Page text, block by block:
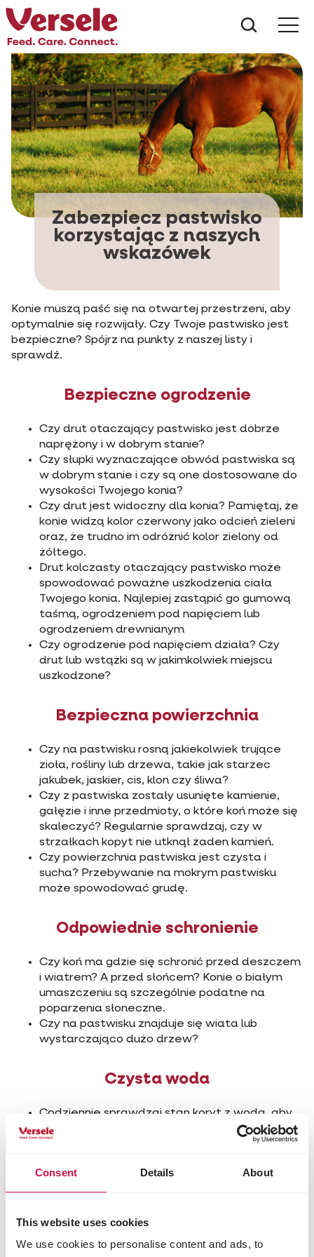
Consent Details About
This website uses cookies
We use cookies to personalise content and ads, to
Zabezpiecz pastwisko
korzystając z naszych
wskazówek
Konie muszą paść się na otwartej przestrzeni, aby
optymalnie się rozwijały. Czy Twoje pastwisko jest
bezpieczne? Spójrz na punkty z naszej listy i
sprawdź.
Bezpieczne ogrodzenie
Czy drut otaczający pastwisko jest dobrze
naprężony i w dobrym stanie?
Czy słupki wyznaczające obwód pastwiska są
w dobrym stanie i czy są one dostosowane do
wysokości Twojego konia?
Czy drut jest widoczny dla konia? Pamiętaj, że
konie widzą kolor czerwony jako odcień zieleni
oraz, że trudno im odróżnić kolor zielony od
żółtego.
Drut kolczasty otaczający pastwisko może
spowodować poważne uszkodzenia ciała
Twojego konia. Najlepiej zastąpić go gumową
taśmą, ogrodzeniem pod napięciem lub
ogrodzeniem drewnianym
Czy ogrodzenie pod napięciem działa? Czy
drut lub wstążki są w jakimkolwiek miejscu
uszkodzone?
Bezpieczna powierzchnia
Czy na pastwisku rosną jakiekolwiek trujące
zioła, rośliny lub drzewa, takie jak starzec
jakubek, jaskier, cis, klon czy śliwa?
Czy z pastwiska zostały usunięte kamienie,
gałęzie i inne przedmioty, o które koń może się
skaleczyć? Regularnie sprawdzaj, czy w
strzałkach kopyt nie utknął żaden kamień.
Czy powierzchnia pastwiska jest czysta i
sucha? Przebywanie na mokrym pastwisku
może spowodować grudę.
Odpowiednie schronienie
Czy koń ma gdzie się schronić przed deszczem
i wiatrem? A przed słońcem? Konie o białym
umaszczeniu są szczególnie podatne na
poparzenia słoneczne.
Czy na pastwisku znajduje się wiata lub
wystarczająco dużo drzew?
Czysta woda
Codziennie sprawdzaj stan koryt z wodą, aby
upewnić się, że nie są uszkodzone. Czy poidła
czysta. Może koń oddał do koryta z wodą
stolec lub mocz?
wody przeznaczonej do picia trafią ptasie
Może się także zdarzyć, że ptaki lub inne